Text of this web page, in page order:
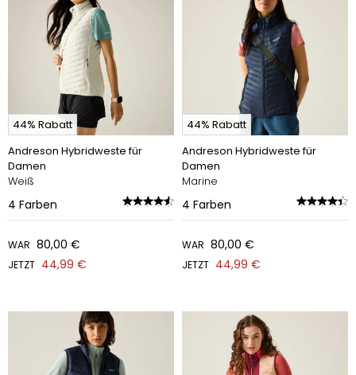
44% Rabatt
Andreson Hybridweste für
Damen
Weiß
4 Farben
WAR 80,00 €
JETZT 44,99 €
44% Rabatt
Andreson Hybridweste für
Damen
Marine
4 Farben
WAR 80,00 €
JETZT 44,99 €